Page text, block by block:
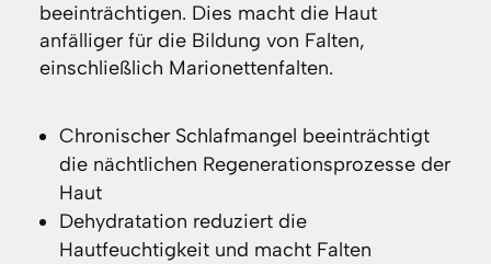
beeinträchtigen. Dies macht die Haut
anfälliger für die Bildung von Falten,
einschließlich Marionettenfalten.
Chronischer Schlafmangel beeinträchtigt
die nächtlichen Regenerationsprozesse der
Haut
Dehydratation reduziert die
Hautfeuchtigkeit und macht Falten